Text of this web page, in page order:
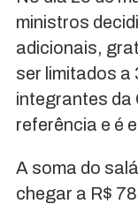
ministros
adicionais,
ser limitados a
integrantes da
referência e é
A soma do
chegar a R$